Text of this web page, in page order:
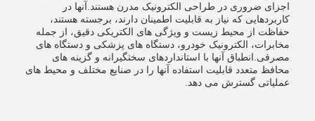
اجزای ضروری در طراحی الکترونیک مدرن هستند.آنها در
کاربردهایی که نیاز به قابلیت اطمینان دارند، برجسته هستند،
حفاظت از محیط زیست و ویژگی های الکتریکی دقیق، از جمله
مخابرات، الکترونیک خودرو، دستگاه های پزشکی و دستگاه های
مصرفی.انطباق آنها با استانداردهای سختگیرانه و گزینه های
محافظ متعدد قابلیت استفاده آنها را در صنایع مختلف و محیط های
عملیاتی گسترش می دهد.